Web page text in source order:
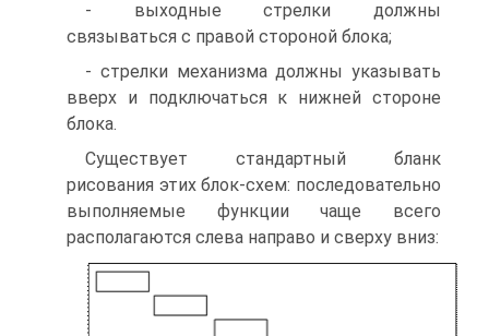
- выходные стрелки должны
связываться с правой стороной блока;
- стрелки механизма должны указывать
вверх и подключаться к нижней стороне
блока.
Существует стандартный бланк
рисования этих блок-схем: последовательно
выполняемые функции чаще всего
располагаются слева направо и сверху вниз: